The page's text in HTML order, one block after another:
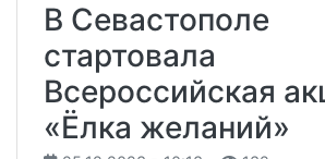
В Севастополе
стартовала
Всероссийская
«Ёлка желаний»